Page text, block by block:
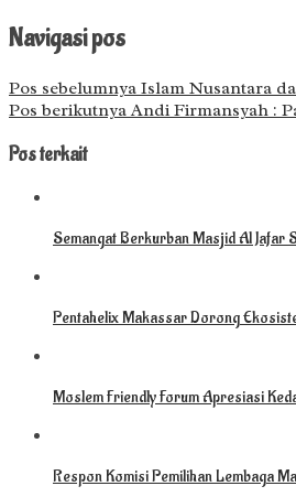
Navigasi pos
Pos sebelumnya Islam Nusantara
Pos berikutnya Andi Firmansyah :
Pos terkait
Semangat Berkurban Masjid Al Jafar
Pentahelix Makassar Dorong
Moslem Friendly Forum Apresiasi
Respon Komisi Pemilihan Lembaga